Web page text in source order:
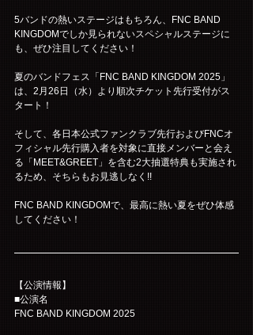
5バンドの熱いステージはもちろん、FNC BAND
KINGDOMでしか見られないスペシャルステージに
も、ぜひ注目してください！
夏のバンドフェス「FNC BAND KINGDOM 2025」
は、2月26日（水）より順次チケット先行受付がス
タート！
そして、各日本公式ファンクラブ先行およびFNCオ
フィシャル先行購入者を対象に直接メンバーと会え
る「MEET&GREET」を含む2大抽選特典も実施され
るため、そちらもお見逃しなく!!
FNC BAND KINGDOMで、最高に熱い夏をぜひ体感
してください！
【公演情報】
■公演名
FNC BAND KINGDOM 2025